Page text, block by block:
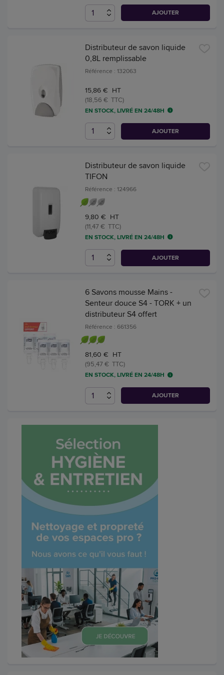
AJOUTER
Distributeur de savon liquide
0,8L remplissable
Référence : 132063
15,86 € HT
(18,56 € TTC)
EN STOCK, LIVRÉ EN 24/48H
AJOUTER
Distributeur de savon liquide
TIFON
Référence : 124966
9,80 € HT
(11,47 € TTC)
EN STOCK, LIVRÉ EN 24/48H
AJOUTER
6 Savons mousse Mains -
Senteur douce S4 - TORK + un
distributeur S4 offert
Référence : 661356
81,60 € HT
(95,47 € TTC)
EN STOCK, LIVRÉ EN 24/48H
AJOUTER